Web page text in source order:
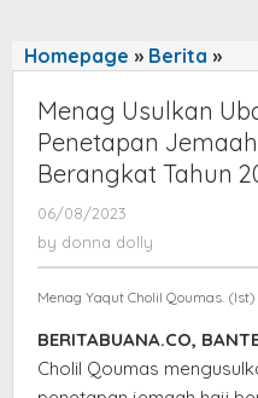
Homepage » Berita »
Menag Usulkan
Penetapan
Berangkat Tahun
06/08/2023
donna
by donna dolly
Menag Yaqut Cholil Qoumas. (Ist)
BERITABUANA.CO,
Cholil Qoumas